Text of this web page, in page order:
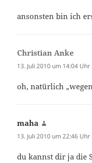
ansonsten bin ich
Christian Anke
13. Juli 2010 um 14:04 Uhr
oh, natürlich
maha
13. Juli 2010 um 22:46 Uhr
du kannst dir ja die